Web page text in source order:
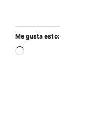
Me gusta esto:
Cargando...